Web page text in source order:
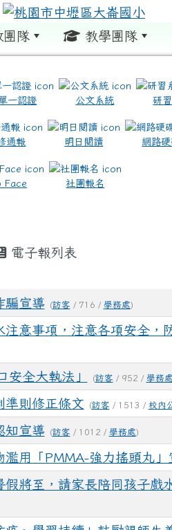
團隊 教學團隊
單一認證 公文系統 研
通報 明日閱讀 網路
Face 社團報名
電子報列表
騙宣導 (訪客 / 716 / 學務處)
注意事項，注意各項安全，
安全大執法」 (訪客 / 952 / 學務處
準則修正條文 (訪客 / 1513 / 校內
知宣導 (訪客 / 1012 / 學務處)
濫用「PMMA-強力搖頭丸」
假將至，請家長陪同孩子戲
www.icrt.com.tw/
learning-